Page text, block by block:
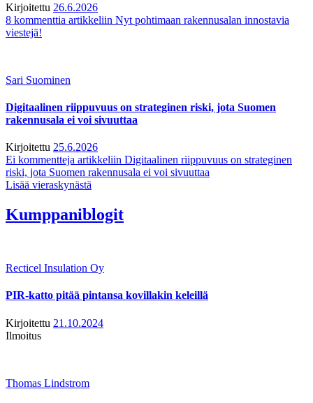
Kirjoitettu 26.6.2026
8 kommenttia artikkeliin Nyt pohtimaan rakennusalan innostavia
viestejä!
Sari Suominen
Digitaalinen riippuvuus on strateginen riski, jota Suomen
rakennusala ei voi sivuuttaa
Kirjoitettu 25.6.2026
Ei kommentteja artikkeliin Digitaalinen riippuvuus on strateginen
riski, jota Suomen rakennusala ei voi sivuuttaa
Lisää vieraskynästä
Kumppaniblogit
Recticel Insulation Oy
PIR-katto pitää pintansa kovillakin keleillä
Kirjoitettu 21.10.2024
Ilmoitus
Thomas Lindstrom